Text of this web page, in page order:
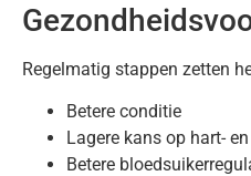
Regelmatig stappen zetten
Betere conditie
Lagere kans op hart-
Betere